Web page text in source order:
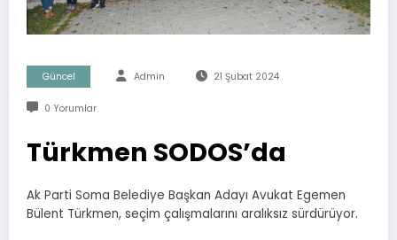
Güncel Admin 21 Şubat 2024
0 Yorumlar
Türkmen SODOS’da
Ak Parti Soma Belediye Başkan Adayı Avukat Egemen
Bülent Türkmen, seçim çalışmalarını aralıksız sürdürüyor.